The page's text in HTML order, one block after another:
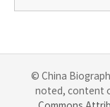
© China
noted, content